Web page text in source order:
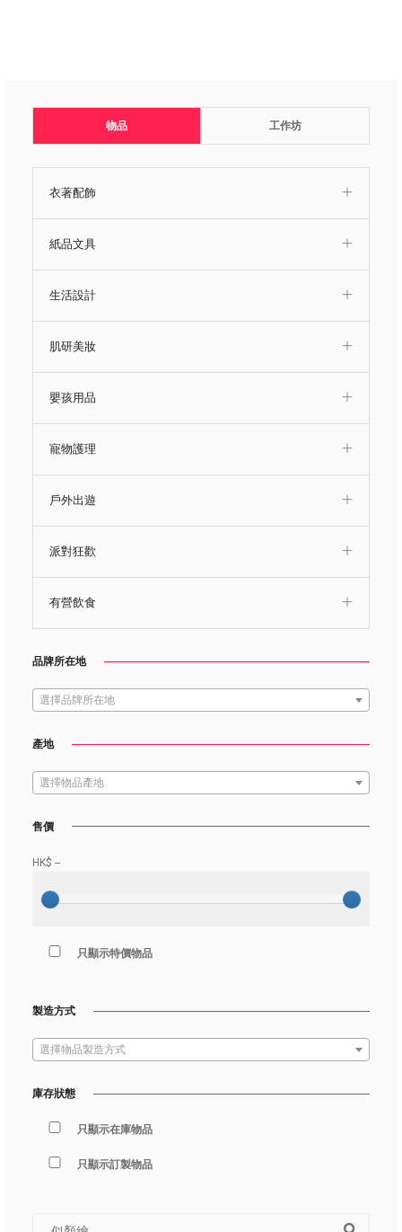
物品 工作坊
衣著配飾
紙品文具
生活設計
肌研美妝
嬰孩用品
寵物護理
戶外出遊
派對狂歡
有營飲食
品牌所在地
選擇品牌所在地
產地
選擇物品產地
售價
HK$ --
只顯示特價物品
製造方式
選擇物品製造方式
庫存狀態
只顯示在庫物品
只顯示訂製物品